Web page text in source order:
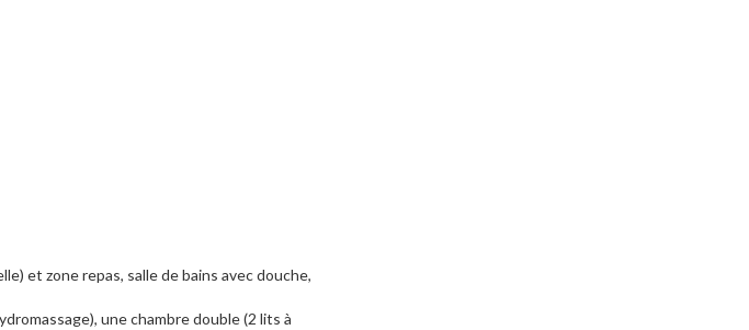
et zone repas, salle de bains avec douche,
une chambre double (2 lits à